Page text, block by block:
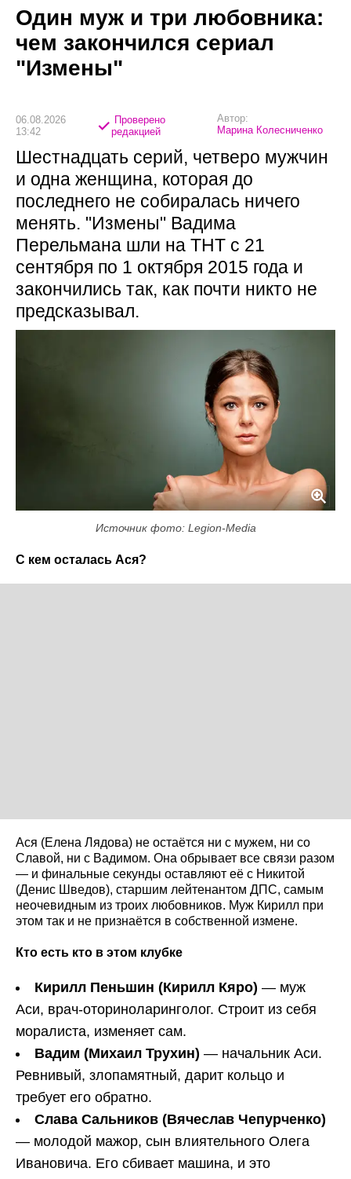
Один муж и три любовника:
чем закончился сериал
"Измены"
06.08.2026
13:42
Проверено
редакцией
Автор:
Марина Колесниченко
Шестнадцать серий, четверо мужчин
и одна женщина, которая до
последнего не собиралась ничего
менять. "Измены" Вадима
Перельмана шли на ТНТ с 21
сентября по 1 октября 2015 года и
закончились так, как почти никто не
предсказывал.
Источник фото: Legion-Media
С кем осталась Ася?
Ася (Елена Лядова) не остаётся ни с мужем, ни со
Славой, ни с Вадимом. Она обрывает все связи разом
— и финальные секунды оставляют её с Никитой
(Денис Шведов), старшим лейтенантом ДПС, самым
неочевидным из троих любовников. Муж Кирилл при
этом так и не признаётся в собственной измене.
Кто есть кто в этом клубке
Кирилл Пеньшин (Кирилл Кяро) — муж
Аси, врач-оториноларинголог. Строит из себя
моралиста, изменяет сам.
Вадим (Михаил Трухин) — начальник Аси.
Ревнивый, злопамятный, дарит кольцо и
требует его обратно.
Слава Сальников (Вячеслав Чепурченко)
— молодой мажор, сын влиятельного Олега
Ивановича. Его сбивает машина, и это